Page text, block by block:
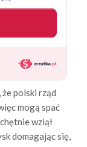
polski rząd
mogą spać
wziął
domagając się,